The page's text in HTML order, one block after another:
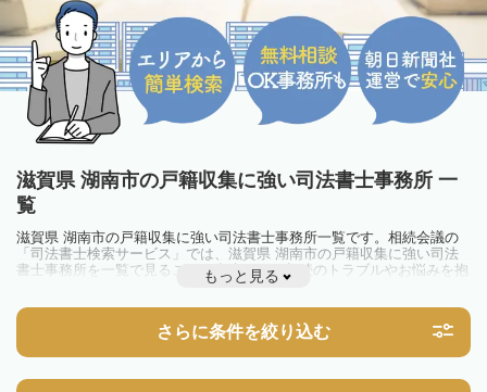
滋賀県 湖南市の戸籍収集に強い司法書士事務所 一
覧
滋賀県 湖南市の戸籍収集に強い司法書士事務所一覧です。相続会議の
「司法書士検索サービス」では、滋賀県 湖南市の戸籍収集に強い司法
書士事務所を一覧で見ることが出来ます。相続のトラブルやお悩みを抱
えている方は一度近隣の司法書士に相談してみましょう。
もっと見る
さらに条件を絞り込む